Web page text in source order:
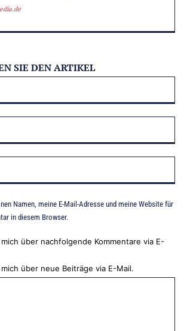
SIE DEN ARTIKEL
Namen, meine E-Mail-Adresse und meine Website für
in diesem Browser.
über nachfolgende Kommentare via E-
über neue Beiträge via E-Mail.